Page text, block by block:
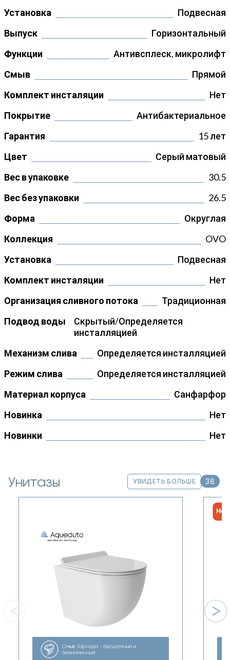
Установка
Подвесная
Выпуск
Горизонтальный
Функции
Антивсплеск, микролифт
Смыв
Прямой
Комплект инсталяции
Нет
Покрытие
Антибактериальное
Гарантия
15 лет
Цвет
Серый матовый
Вес в упаковке
30.5
Вес без упаковки
26.5
Форма
Округлая
Коллекция
OVO
Установка
Подвесная
Комплект инсталяции
Нет
Организация сливного потока
Традиционная
Подвод воды
Скрытый/Определяется
инсталляцией
Механизм слива
Определяется инсталляцией
Режим слива
Определяется инсталляцией
Материал корпуса
Санфарфор
Новинка
Нет
Новинки
Нет
Унитазы УВИДЕТЬ БОЛЬШЕ 38